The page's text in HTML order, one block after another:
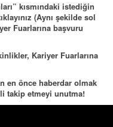
kısmındaki istediğin
(Aynı şekilde sol
Fuarlarına başvuru
Kariyer Fuarlarına
en önce haberdar olmak
takip etmeyi unutma!